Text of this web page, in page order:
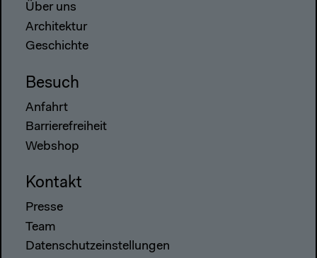
Über uns
Architektur
Geschichte
Besuch
Anfahrt
Barrierefreiheit
Webshop
Kontakt
Presse
Team
Datenschutzeinstellungen